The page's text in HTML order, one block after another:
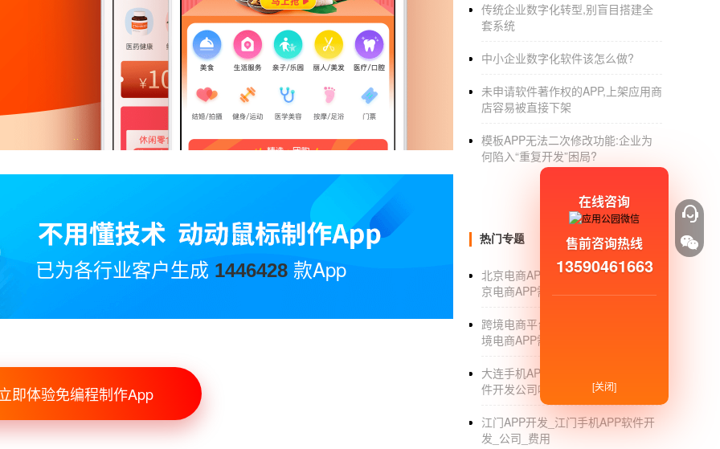
功能少，逻辑不复杂对于我来说有一个
情，再去完成什么事情。
App制作到上线的流程
制作：1.百度搜索“金和iu”，点击进入为
2.登陆后进入后台，点击应用管理，右上
3.有4种分类app，按照自己需求进入自己
4.点击图文应用，进入编辑页面，编辑完
上线：1.先进入网站平台，进入网站登陆
2.进入登陆页面，点击“创建应用”。
3.选择应用类型，是手机app的就选择
5.完成以上操作就可以上线等待审核，审
APP开发者，你幸福吗？
已为各行业客户生成 1446428 款App
即体验免编程制作App
传统企业数字化转型,别盲目搭建全
套系统
中小企业数字化软件该怎么做?
未申请软件著作权的APP,上架应用商
店容易被直接下架
模板APP无法二次修改功能:企业为
何陷入“重复开发”困局?
热门专题
北京电商APP开发公司_开发一个北
京电商APP需要多少钱_价格
跨境电商平台APP开发_开发一款跨
境电商APP需要多少钱_费用
大连手机APP开发公司_大连APP软
件开发公司哪家好_制作费用
江门APP开发_江门手机APP软件开
发_公司_费用
在线咨询
售前咨询热线
13590461663
[关闭]